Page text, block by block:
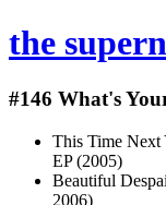
the
#146 What's
This Time Next
EP (2005)
Beautiful
2006)